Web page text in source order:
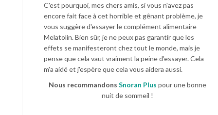
C'est pourquoi, mes chers amis, si vous n'avez pas
encore fait face à cet horrible et gênant problème, je
vous suggère d'essayer le complément alimentaire
Melatolin. Bien sûr, je ne peux pas garantir que les
effets se manifesteront chez tout le monde, mais je
pense que cela vaut vraiment la peine d'essayer. Cela
m'a aidé et j'espère que cela vous aidera aussi.
Nous recommandons Snoran Plus pour une bonne
nuit de sommeil !